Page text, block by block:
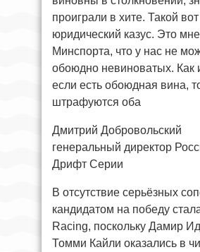
проиграли в хите. Такой вот
юридический казус. Это
Минспорта, что у нас не
обоюдно невиноватых. Как
если есть обоюдная вина,
штрафуются оба
Дмитрий Добровольский
генеральный директор
Дрифт Серии
В отсутствие серьёзных
кандидатом на победу
Racing, поскольку Дамир
Томми Кайли оказались в